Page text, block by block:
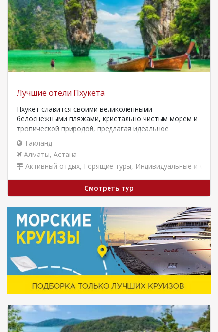
Лучшие отели Пхукета
Пхукет славится своими великолепными
белоснежными пляжами, кристально чистым морем и
тропической природой, предлагая идеальное
сочетание релакса и приключений: от оживленной…
Таиланд
Алматы, Астана
Активный отдых, Горящие туры, Индивидуальные и VIP
Смотреть тур